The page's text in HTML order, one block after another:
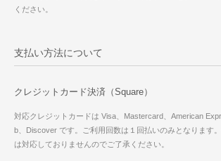
ください。
支払い方法について
クレジットカード決済（Square）
対応クレジットカードは Visa、Mastercard、American
b、Discover です。ご利用回数は１回払いのみとなります
は対応しておりませんのでご了承ください。